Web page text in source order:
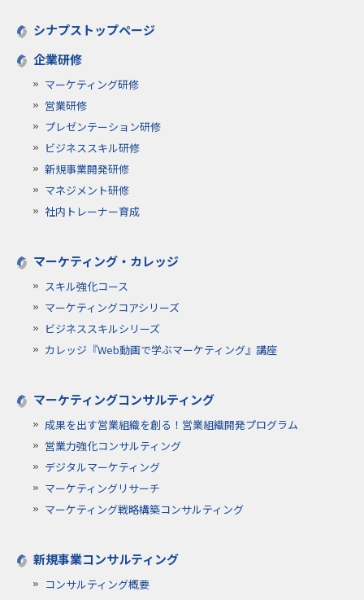
シナプストップページ
企業研修
マーケティング研修
営業研修
プレゼンテーション研修
ビジネススキル研修
新規事業開発研修
マネジメント研修
社内トレーナー育成
マーケティング・カレッジ
スキル強化コース
マーケティングコアシリーズ
ビジネススキルシリーズ
カレッジ『Web動画で学ぶマーケティング』講座
マーケティングコンサルティング
成果を出す営業組織を創る！営業組織開発プログラム
営業力強化コンサルティング
デジタルマーケティング
マーケティングリサーチ
マーケティング戦略構築コンサルティング
新規事業コンサルティング
コンサルティング概要